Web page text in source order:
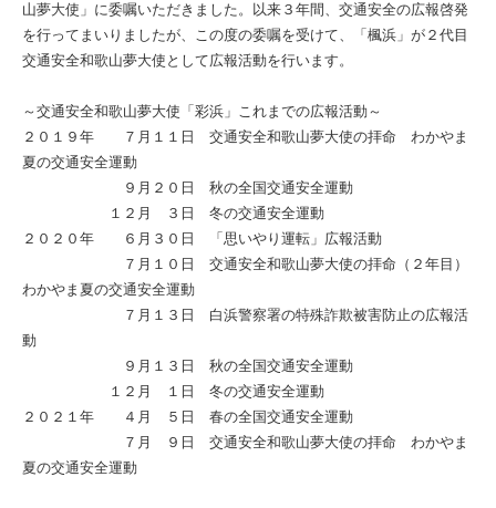
山夢大使」に委嘱いただきました。以来３年間、交通安全の広報啓発
を行ってまいりましたが、この度の委嘱を受けて、「楓浜」が２代目
交通安全和歌山夢大使として広報活動を行います。
～交通安全和歌山夢大使「彩浜」これまでの広報活動～
２０１９年 ７月１１日 交通安全和歌山夢大使の拝命 わかやま
夏の交通安全運動
９月２０日 秋の全国交通安全運動
１２月 ３日 冬の交通安全運動
２０２０年 ６月３０日 「思いやり運転」広報活動
７月１０日 交通安全和歌山夢大使の拝命（２年目）
わかやま夏の交通安全運動
７月１３日 白浜警察署の特殊詐欺被害防止の広報活
動
９月１３日 秋の全国交通安全運動
１２月 １日 冬の交通安全運動
２０２１年 ４月 ５日 春の全国交通安全運動
７月 ９日 交通安全和歌山夢大使の拝命 わかやま
夏の交通安全運動